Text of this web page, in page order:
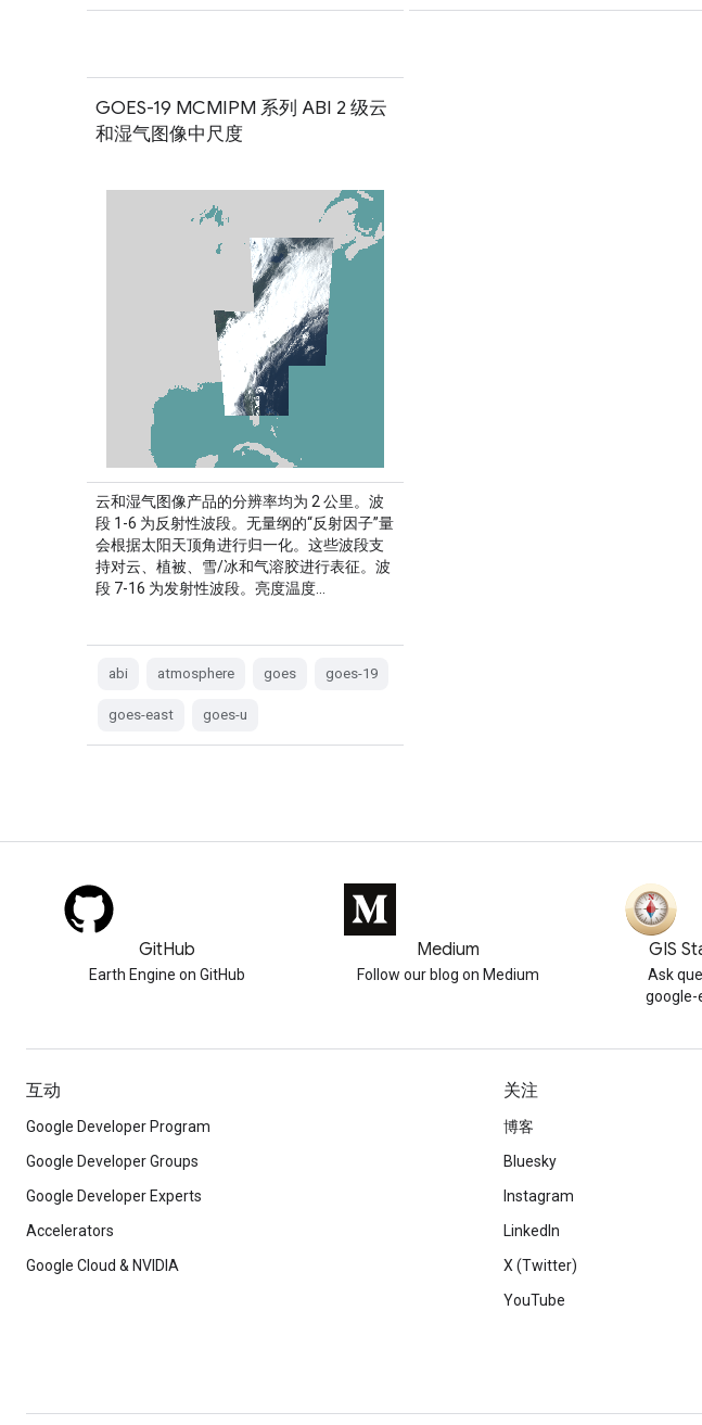
GOES-19 MCMIPM 系列 ABI 2 级云
和湿气图像中尺度
云和湿气图像产品的分辨率均为 2 公里。波
段 1-6 为反射性波段。无量纲的“反射因子”量
会根据太阳天顶角进行归一化。这些波段支
持对云、植被、雪/冰和气溶胶进行表征。波
段 7-16 为发射性波段。亮度温度…
abi atmosphere goes goes-19
goes-east goes-u
GitHub
Earth Engine on GitHub
Medium
Follow our blog on Medium
GIS
Ask
google-
互动
Google Developer Program
Google Developer Groups
Google Developer Experts
Accelerators
Google Cloud & NVIDIA
关注
博客
Bluesky
Instagram
LinkedIn
X (Twitter)
YouTube